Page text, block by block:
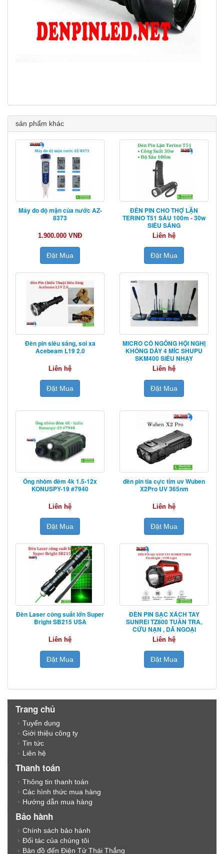
sản phẩm khác
Máy đo độ mặn của nước AZ-
8373
1.900.000 VNĐ
Đặt Mua
ĐÈN PIN CHO THỢ LẶN
TERINO T51 SÂU 100m - 30w
SIÊU SÁNG
Liên hệ
Đặt Mua
Đèn pin siêu sáng, soi xa
Acebeam L19 2.0
Liên hệ
Đặt Mua
MICRO CỔ NGỖNG HỘI NGHỊ
KHÔNG DÂY 4 MÍC SHUPU
SKM400 SIÊU NHẠY
Liên hệ
Đặt Mua
Ống nhòm đêm 4k 1.5-12x
KONUSPY-19 #7940
Liên hệ
Đặt Mua
đèn pin tia cực tím uv Wuben
X2Pro UV 365nm
Liên hệ
Đặt Mua
Đèn Laser công suất lớn Super
Bright SB215 USA
Liên hệ
Đặt Mua
ĐÈN PIN SẠC XÁCH TAY
SUNREI TZ800 TUẦN TRA,
CỨU NẠN , DÃ NGOẠI
Liên hệ
Đặt Mua
Trang chủ
Tuyển dụng
Giới thiệu công ty
Tin tức
Liên hệ
Thanh toán
Thông tin thanh toán
Các hình thức mua hàng
Hướng dẫn mua hàng
Bảo hành
Chính sách bảo hành
Đối tác của chúng tôi
Bản đồ đến Điện Tử Thái Thắng